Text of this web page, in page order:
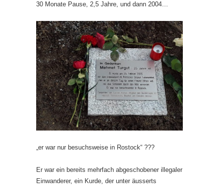
30 Monate Pause, 2,5 Jahre, und dann 2004…
„er war nur besuchsweise in Rostock“ ???
Er war ein bereits mehrfach abgeschobener illegaler
Einwanderer, ein Kurde, der unter äusserts